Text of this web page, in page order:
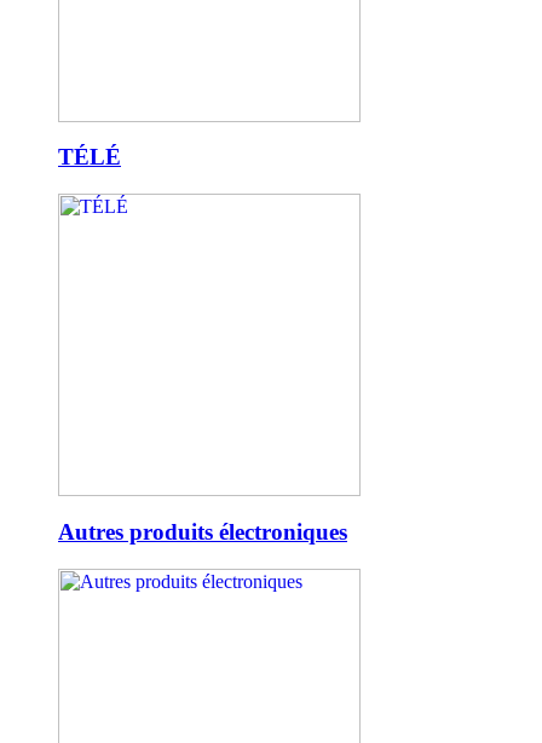
TÉLÉ
Autres produits électroniques